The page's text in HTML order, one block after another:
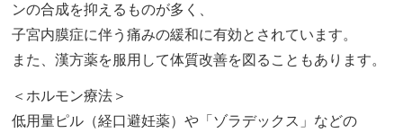
ンの合成を抑えるものが多く、
子宮内膜症に伴う痛みの緩和に有効とされています。
また、漢方薬を服用して体質改善を図ることもあります。
＜ホルモン療法＞
低用量ピル（経口避妊薬）や「ゾラデックス」などの